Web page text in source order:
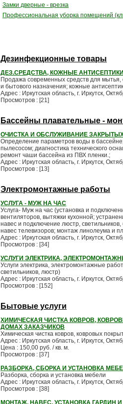
Замки дверные - врезка
Профессиональная уборка помещений
Дезинфекционные товары
ДЕЗ.СРЕДСТВА, КОЖНЫЕ
Продажа современных средств для мытья,
и бытового назначения; кожные
Адрес : Иркутская область, г. Иркутск,
Просмотров : [21]
Бассейны плавательные -
ОЧИСТКА И ОБСЛУЖИВАНИЕ
Определение параметров воды в
пылесосом; диагностика технического
ремонт чаши бассейна из ПВХ пленки.;
Адрес : Иркутская область, г. Иркутск,
Просмотров : [13]
Электромонтажные работы
УСЛУГА - МУЖ НА ЧАС
Услуга- Муж на час (установка и
вентиляторов, вытяжки кухонной;
навес и подключение люстр,
навес телевизоров; монтаж линолеума и
Адрес : Иркутская область, г. Иркутск,
Просмотров : [34]
УСЛУГИ ЭЛЕКТРИКА,
Услуги электрика, электромонтажные
светильников, люстр)
Адрес : Иркутская область, г. Иркутск,
Просмотров : [152]
Бытовые услуги
ХИМИЧЕСКАЯ ЧИСТКА КОВРОВ,
ДОМАХ ЗАКАЗЧИКОВ
Химическая чистка ковров, ковровых
Адрес : Иркутская область, г. Иркутск,
Цена : 150,00 руб. / кв. м.
Просмотров : [37]
РАЗБОРКА, СБОРКА И УСТАНОВКА
Разборка, сборка и установка мебели
Адрес : Иркутская область, г. Иркутск,
Просмотров : [38]
МОНТАЖ, НАВЕС, УСТАНОВКА ГАРДИН